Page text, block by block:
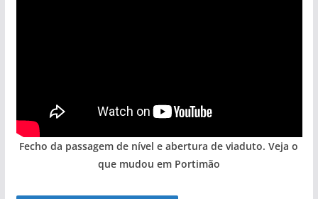
Fecho da passagem de nível e abertura de viaduto. Veja o
que mudou em Portimão